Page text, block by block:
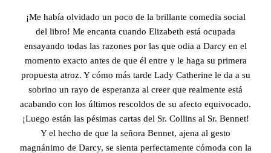
¡Me había olvidado un poco de la brillante comedia social
del libro! Me encanta cuando Elizabeth está ocupada
ensayando todas las razones por las que odia a Darcy en el
momento exacto antes de que él entre y le haga su primera
propuesta atroz. Y cómo más tarde Lady Catherine le da a su
sobrino un rayo de esperanza al creer que realmente está
acabando con los últimos rescoldos de su afecto equivocado.
¡Luego están las pésimas cartas del Sr. Collins al Sr. Bennet!
Y el hecho de que la señora Bennet, ajena al gesto
magnánimo de Darcy, se sienta perfectamente cómoda con la